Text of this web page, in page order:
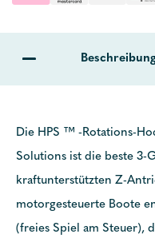
Die HPS ™ -Rotations-
Solutions ist die beste 3-
kraftunterstützten Z-
motorgesteuerte Boote
(freies Spiel am Steuer),